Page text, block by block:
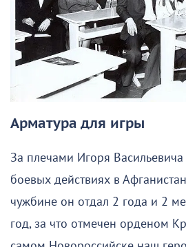
Арматура для игры
За плечами Игоря Васильевича
боевых действиях в
чужбине он отдал 2 года и 2
год, за что отмечен орденом